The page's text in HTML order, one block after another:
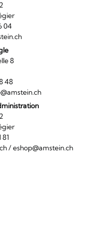
B2
04
8
48
B2
81
/eshop@amstein.ch